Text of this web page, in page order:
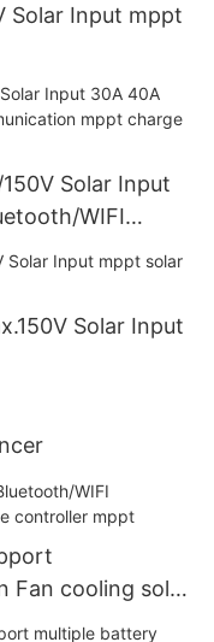
Solar Input mppt
Solar Input
WIFI
Solar Input
Fan cooling solar